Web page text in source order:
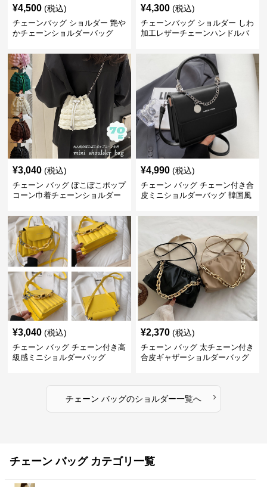
¥4,500 (税込)
チェーンバッグ ショルダー 艶や
かチェーンショルダーバッグ
¥4,300 (税込)
チェーンバッグ ショルダー しわ
加工レザーチェーンハンドルバ
¥3,040 (税込)
チェーン バッグ ぽこぽこポップ
コーン巾着チェーンショルダー
¥4,990 (税込)
チェーン バッグ チェーン付き合
皮ミニショルダーバッグ 韓国風
¥3,040 (税込)
チェーン バッグ チェーン付き高
級感ミニショルダーバッグ
¥2,370 (税込)
チェーン バッグ 太チェーン付き
合皮ギャザーショルダーバッグ
チェーン バッグのショルダー一覧へ ›
チェーン バッグ カテゴリ一覧